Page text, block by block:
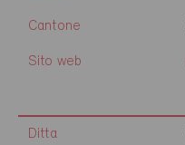
Cantone
Sito web
Ditta